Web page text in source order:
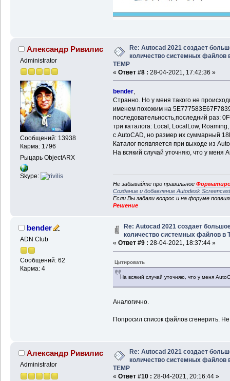
Александр Ривилис
Administrator
Сообщений: 13938
Карма: 1796
Рыцарь ObjectARX
Skype:
Re: Autocad 2021 создает
количество системных файлов
TEMP
« Ответ #8 : 28-04-2021, 17:42:36 »
bender,
Странно. Но у меня такого не
именем похожим на
последовательность,последний раз:
три каталога: Local, LocalLow,
с AutoCAD, но размер их суммарный
Каталог появляется при выходе из
На всякий случай уточняю, что у меня
Не забывайте про правильное
Создание и добавление Autodesk
Если Вы задали вопрос и на форуме
Решение
bender
ADN Club
Сообщений: 62
Карма: 4
Re: Autocad 2021 создает
количество системных файлов в
« Ответ #9 : 28-04-2021, 18:37:44 »
Цитировать
На всякий случай уточняю, что у меня
Аналогично.
Попросил список файлов сгенерить.
Александр Ривилис
Administrator
Re: Autocad 2021 создает
количество системных файлов
TEMP
« Ответ #10 : 28-04-2021, 20:16:44 »